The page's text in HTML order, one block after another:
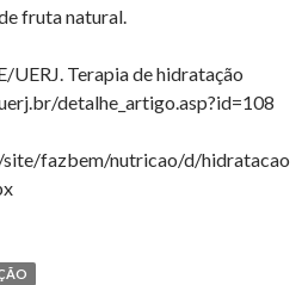
fruta natural.
UERJ. Terapia de hidratação
detalhe_artigo.asp?id=108
fazbem/nutricao/d/hidratacao